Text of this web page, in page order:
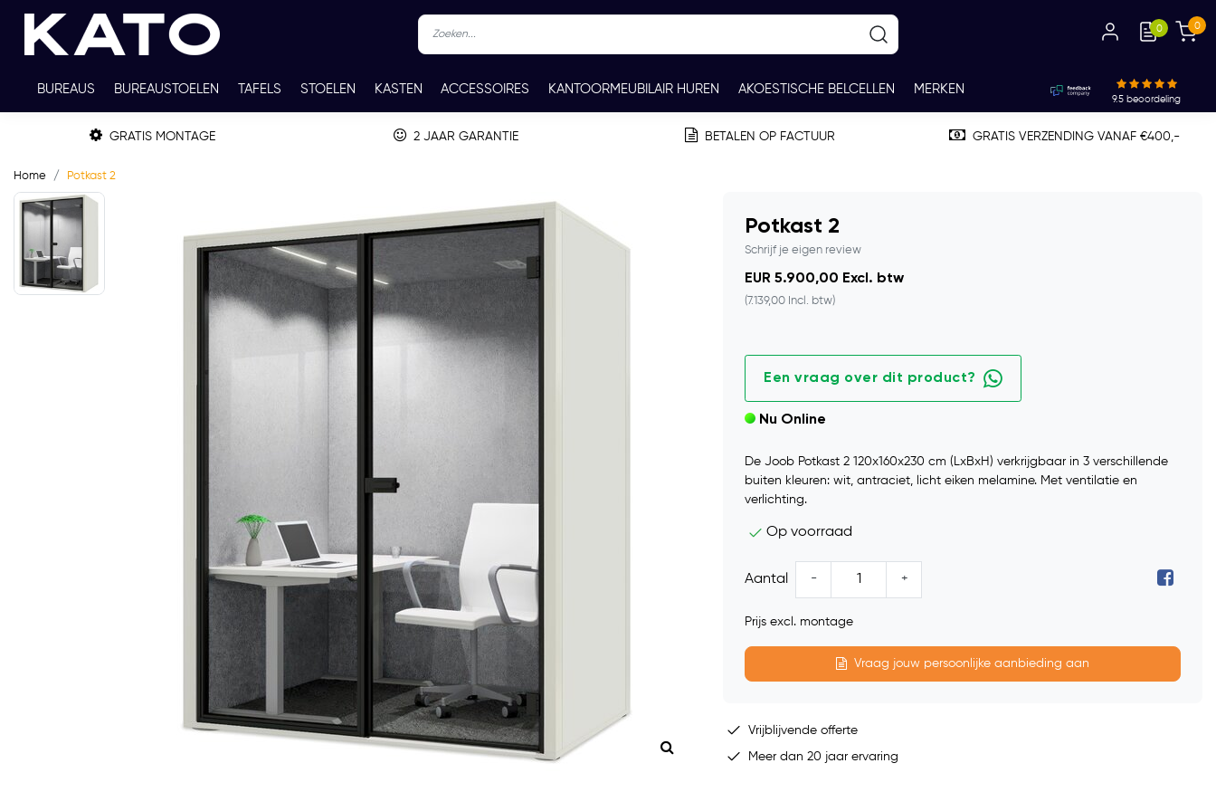
0 0
BUREAUS BUREAUSTOELEN TAFELS STOELEN KASTEN ACCESSOIRES KANTOORMEUBILAIR HUREN AKOESTISCHE BELCELLEN MERKEN
TWEEDEHANDS THUISWERKPLEKKEN WERKBLADKLEUREN CONTACT
9.5 beoordeling
GRATIS MONTAGE 2 JAAR GARANTIE BETALEN OP FACTUUR GRATIS VERZENDING VANAF €400,-
Home Potkast 2
Potkast 2
Schrijf je eigen review
EUR 5.900,00 Excl. btw
(7.139,00 Incl. btw)
Een vraag over dit product?
Nu Online
De Joob Potkast 2 120x160x230 cm (LxBxH) verkrijgbaar in 3 verschillende
buiten kleuren: wit, antraciet, licht eiken melamine. Met ventilatie en
verlichting.
Op voorraad
Aantal - +
Prijs excl. montage
Vraag jouw persoonlijke aanbieding aan
Vrijblijvende offerte
Meer dan 20 jaar ervaring